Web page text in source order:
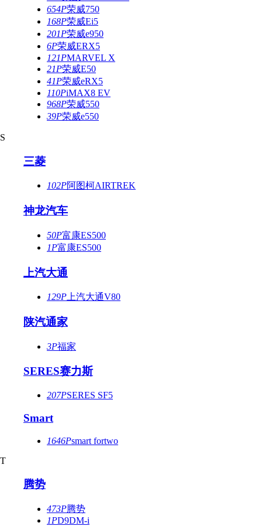
654P荣威750
168P荣威Ei5
201P荣威e950
6P荣威ERX5
121PMARVEL X
21P荣威E50
41P荣威eRX5
110PiMAX8 EV
968P荣威550
39P荣威e550
S
三菱
102P阿图柯AIRTREK
神龙汽车
50P富康ES500
1P富康ES500
上汽大通
129P 上汽大通V80
陕汽通家
3P福家
SERES赛力斯
207PSERES SF5
Smart
1646Psmart fortwo
T
腾势
473P腾势
1PD9DM-i